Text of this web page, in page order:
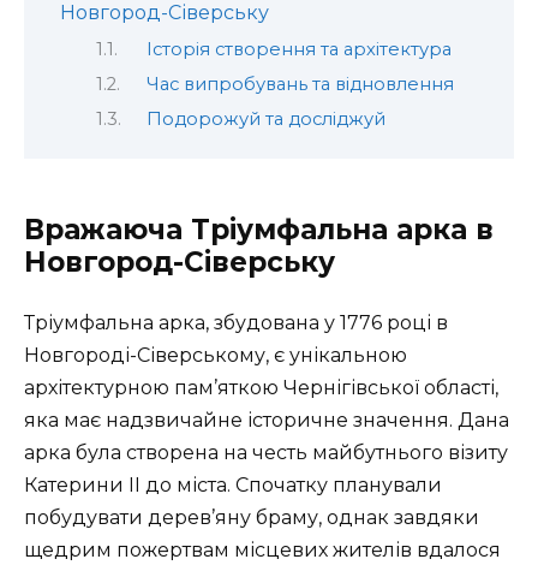
Новгород-Сіверську
Історія створення та архітектура
Час випробувань та відновлення
Подорожуй та досліджуй
Вражаюча Тріумфальна арка в
Новгород-Сіверську
Тріумфальна арка, збудована у 1776 році в
Новгороді-Сіверському, є унікальною
архітектурною пам’яткою Чернігівської області,
яка має надзвичайне історичне значення. Дана
арка була створена на честь майбутнього візиту
Катерини ІІ до міста. Спочатку планували
побудувати дерев’яну браму, однак завдяки
щедрим пожертвам місцевих жителів вдалося